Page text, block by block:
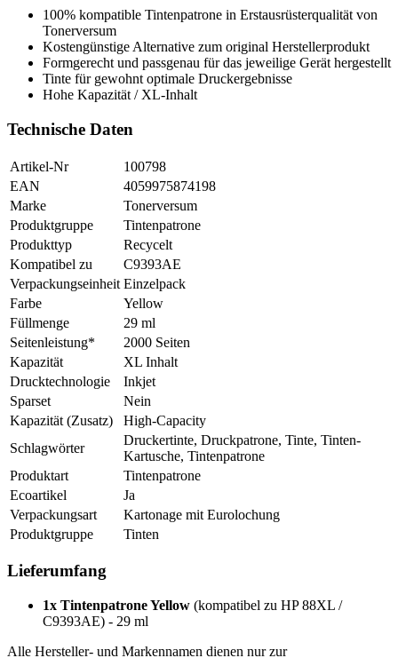
100% kompatible Tintenpatrone in Erstausrüsterqualität von
Tonerversum
Kostengünstige Alternative zum original Herstellerprodukt
Formgerecht und passgenau für das jeweilige Gerät hergestellt
Tinte für gewohnt optimale Druckergebnisse
Hohe Kapazität / XL-Inhalt
Technische Daten
Artikel-Nr
100798
EAN
4059975874198
Marke
Tonerversum
Produktgruppe
Tintenpatrone
Produkttyp
Recycelt
Kompatibel zu
C9393AE
Verpackungseinheit Einzelpack
Farbe
Yellow
Füllmenge
29 ml
Seitenleistung*
2000 Seiten
Kapazität
XL Inhalt
Drucktechnologie
Inkjet
Sparset
Nein
Kapazität (Zusatz)
High-Capacity
Schlagwörter
Druckertinte, Druckpatrone, Tinte, Tinten-
Kartusche, Tintenpatrone
Produktart
Tintenpatrone
Ecoartikel
Ja
Verpackungsart
Kartonage mit Eurolochung
Produktgruppe
Tinten
Lieferumfang
1x Tintenpatrone Yellow (kompatibel zu HP 88XL /
C9393AE) - 29 ml
Alle Hersteller- und Markennamen dienen nur zur